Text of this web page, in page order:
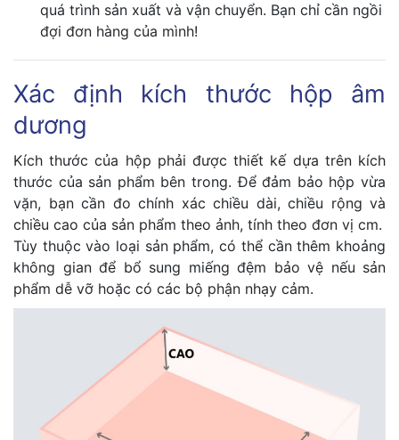
quá trình sản xuất và vận chuyển. Bạn chỉ cần ngồi
đợi đơn hàng của mình!
Xác định kích thước hộp âm
dương
Kích thước của hộp phải được thiết kế dựa trên kích
thước của sản phẩm bên trong. Để đảm bảo hộp vừa
vặn, bạn cần đo chính xác chiều dài, chiều rộng và
chiều cao của sản phẩm theo ảnh, tính theo đơn vị cm.
Tùy thuộc vào loại sản phẩm, có thể cần thêm khoảng
không gian để bổ sung miếng đệm bảo vệ nếu sản
phẩm dễ vỡ hoặc có các bộ phận nhạy cảm.